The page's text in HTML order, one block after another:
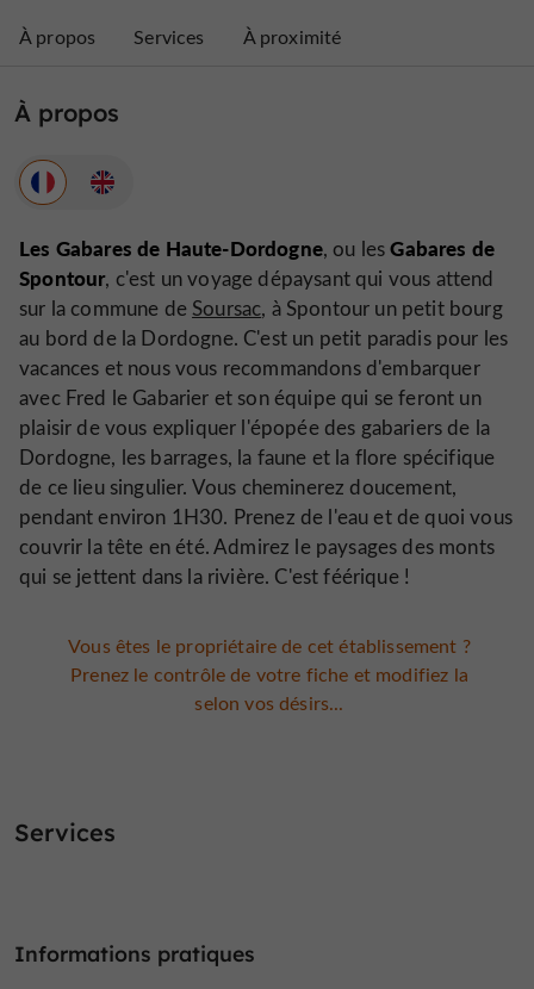
À propos Services À proximité
À propos
Les Gabares de Haute-Dordogne, ou lesGabares de
Spontour, c'est un voyage dépaysant qui vous attend
sur la commune de Soursac, à Spontour un petit bourg
au bord de la Dordogne. C'est un petit paradis pour les
vacances et nous vous recommandons d'embarquer
avec Fred le Gabarier et son équipe qui se feront un
plaisir de vous expliquer l'épopée des gabariers de la
Dordogne, les barrages, la faune et la flore spécifique
de ce lieu singulier. Vous cheminerez doucement,
pendant environ 1H30. Prenez de l'eau et de quoi vous
couvrir la tête en été. Admirez le paysages des monts
qui se jettent dans la rivière. C'est féérique !
Vous êtes le propriétaire de cet établissement ?
Prenez le contrôle de votre fiche et modifiez la
selon vos désirs...
Services
Informations pratiques